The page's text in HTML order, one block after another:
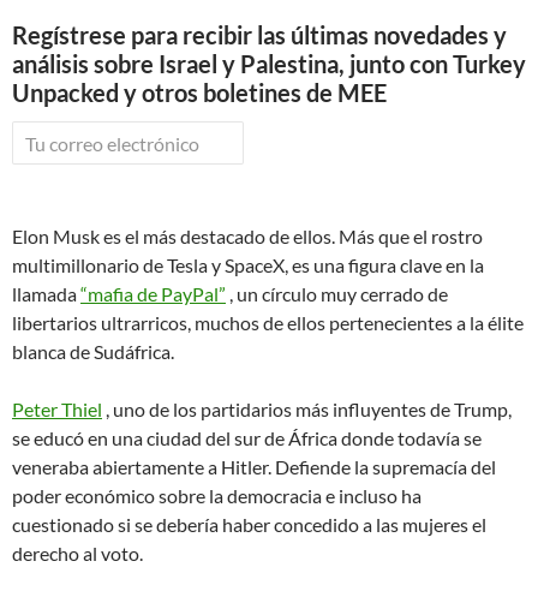
Regístrese para recibir las últimas novedades y
análisis sobre Israel y Palestina, junto con Turkey
Unpacked y otros boletines de MEE
Elon Musk es el más destacado de ellos. Más que el rostro
multimillonario de Tesla y SpaceX, es una figura clave en la
llamada“mafia de PayPal” , un círculo muy cerrado de
libertarios ultrarricos, muchos de ellos pertenecientes a la élite
blanca de Sudáfrica.
Peter Thiel , uno de los partidarios más influyentes de Trump,
se educó en una ciudad del sur de África donde todavía se
veneraba abiertamente a Hitler. Defiende la supremacía del
poder económico sobre la democracia e incluso ha
cuestionado si se debería haber concedido a las mujeres el
derecho al voto.